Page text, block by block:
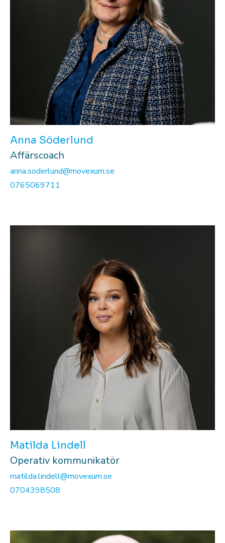
Anna Söderlund
Affärscoach
anna.soderlund@movexum.se
0765069711
Matilda Lindell
Operativ kommunikatör
matilda.lindell@movexum.se
0704398508